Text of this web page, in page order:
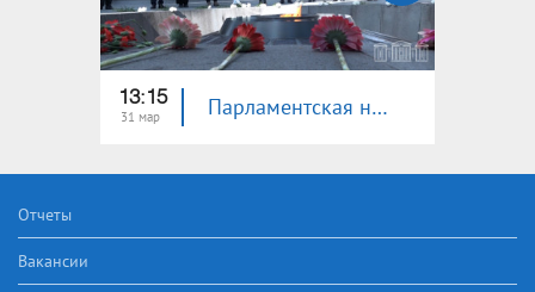
13:15
31 мар Парламентская неделя
Отчеты
Вакансии